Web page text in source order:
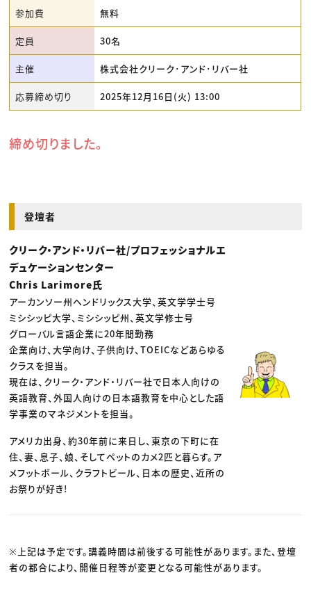
参加費 無料
定員 30名
主催 株式会社クリーク･アンド･リバー社
応募締め切り 2025年12月16日(火) 13:00
締め切りました。
登壇者
クリーク・アンド・リバー社/プロフェッショナルエ
デュケーションセンター
Chris Larimore氏
アーカンソー州ヘンドリックス大学、英文学学士号
ミシシッピ大学、ミシシッピ州、英文学修士号
グローバル言語企業に20年間勤務
企業向け、大学向け、子供向け、TOEICなどあらゆる
クラスを担当。
現在は、クリーク・アンド・リバー社で日本人向けの
英語教育、外国人向けの日本語教育を中心とした語
学事業のマネジメントを担当。
アメリカ出身、約30年前に来日し、東京の下町に在
住、妻、息子、娘、そしてペットのカメ2匹と暮らす。ア
メフットボール、クラフトビール、日本の歴史、近所の
お祭りが好き!
※上記は予定です。講義時間は前後する可能性があります。また、登壇
者の都合により、開催日程等が変更となる可能性があります。